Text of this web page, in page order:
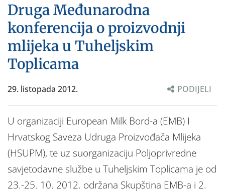
Druga Međunarodna
konferencija o proizvodnji
mlijeka u Tuheljskim
Toplicama
29. listopada 2012. PODIJELI
U organizaciji European Milk Bord-a (EMB) I
Hrvatskog Saveza Udruga Proizvođača Mlijeka
(HSUPM), te uz suorganizaciju Poljoprivredne
savjetodavne službe u Tuheljskim Toplicama je od
23.-25. 10. 2012. održana Skupština EMB-a i 2.